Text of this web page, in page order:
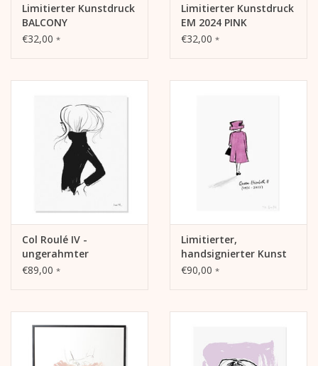
Limitierter Kunstdruck
BALCONY
€32,00 *
Limitierter Kunstdruck
EM 2024 PINK
€32,00 *
Col Roulé IV -
ungerahmter
Kunstdruck
€89,00 *
Limitierter,
handsignierter Kunst
Druck Queen Elizabeth
€90,00 *